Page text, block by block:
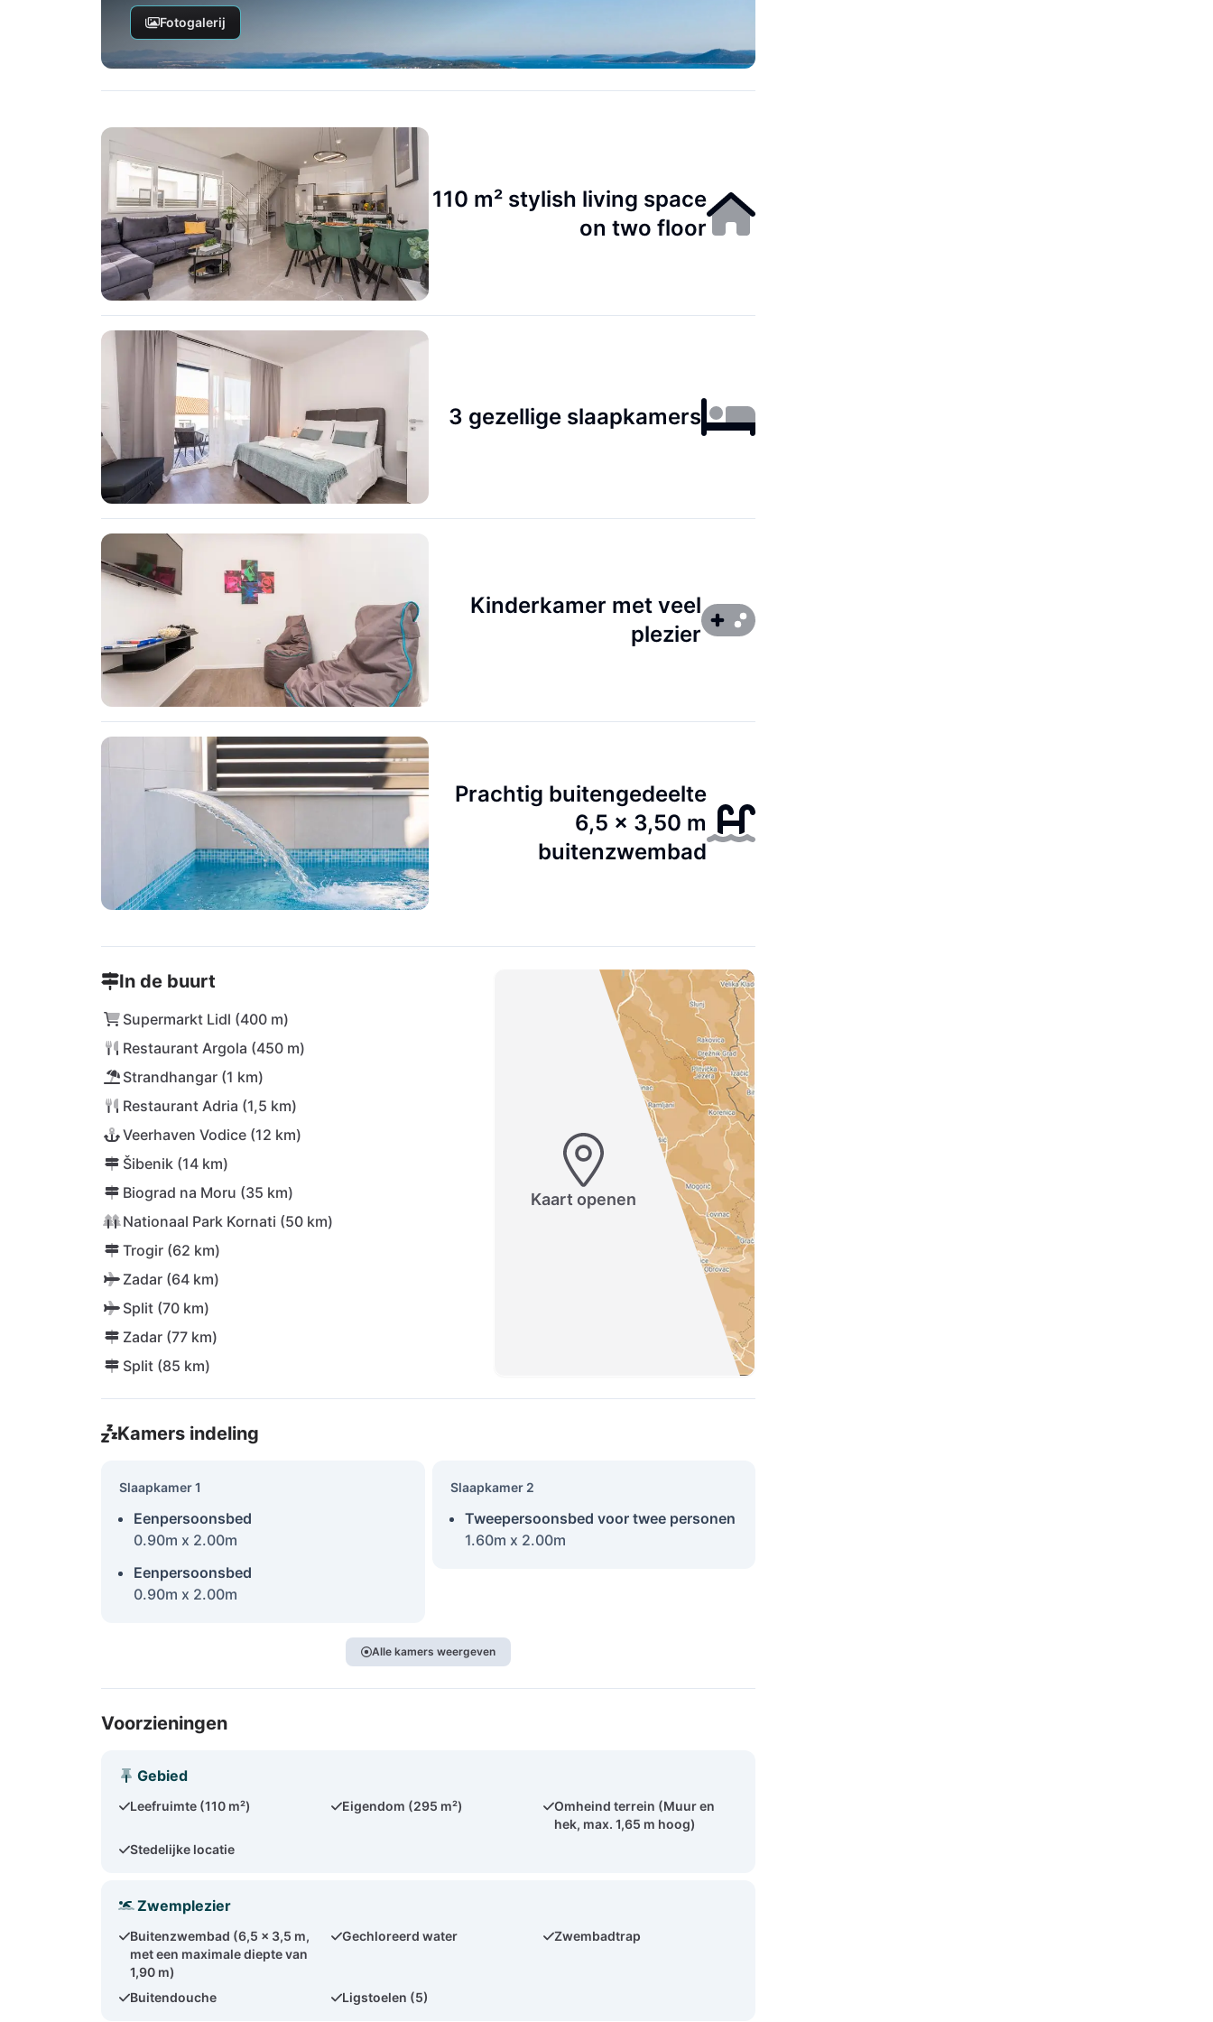
Fotogalerij
110 m² stylish living space
on two floor
3 gezellige slaapkamers
Kinderkamer met veel
plezier
Prachtig buitengedeelte
6,5 x 3,50 m
buitenzwembad
In de buurt
Supermarkt Lidl (400 m)
Restaurant Argola (450 m)
Strandhangar (1 km)
Restaurant Adria (1,5 km)
Veerhaven Vodice (12 km)
Šibenik (14 km)
Biograd na Moru (35 km)
Nationaal Park Kornati (50 km)
Trogir (62 km)
Zadar (64 km)
Split (70 km)
Zadar (77 km)
Split (85 km)
Kaart openen
Kamers indeling
Slaapkamer 1
Eenpersoonsbed
0.90m x 2.00m
Eenpersoonsbed
0.90m x 2.00m
Slaapkamer 2
Tweepersoonsbed voor twee personen
1.60m x 2.00m
Alle kamers weergeven
Voorzieningen
Gebied
Leefruimte (110 m²) Eigendom (295 m²)
Omheind terrein (Muur en
hek, max. 1,65 m hoog)
Stedelijke locatie
Zwemplezier
Buitenzwembad (6,5 x 3,5 m,
met een maximale diepte van
1,90 m)
Gechloreerd water Zwembadtrap
Buitendouche Ligstoelen (5)